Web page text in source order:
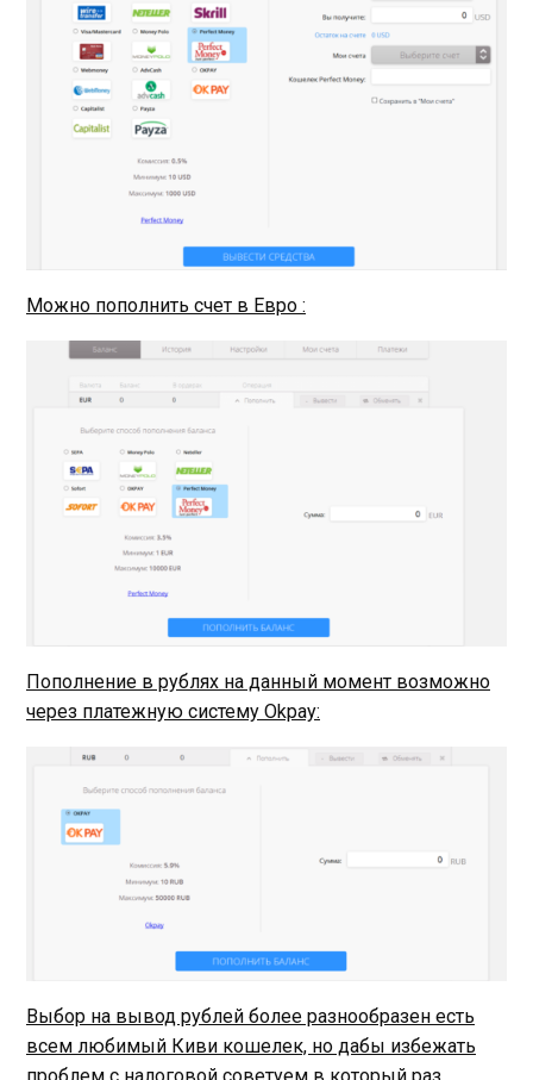
Можно пополнить счет в Евро :
Пополнение в рублях на данный момент возможно
через платежную систему Okpay:
Выбор на вывод рублей более разнообразен есть
всем любимый Киви кошелек, но дабы избежать